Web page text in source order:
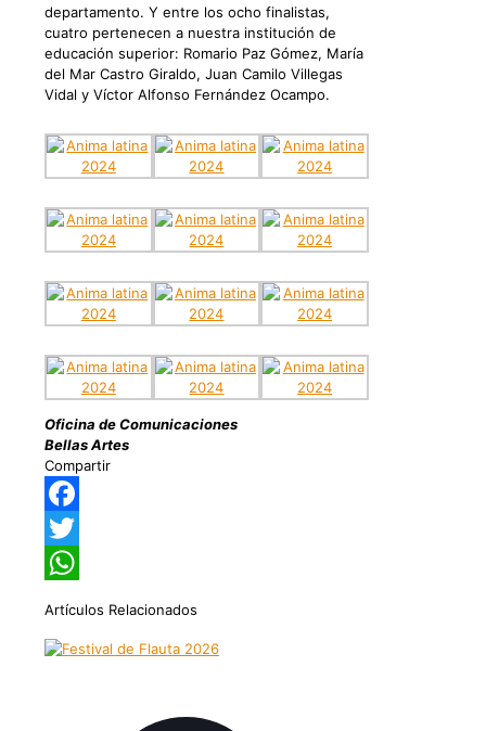
departamento. Y entre los ocho finalistas,
cuatro pertenecen a nuestra institución de
educación superior: Romario Paz Gómez, María
del Mar Castro Giraldo, Juan Camilo Villegas
Vidal y Víctor Alfonso Fernández Ocampo.
Oficina de Comunicaciones
Bellas Artes
Compartir
Facebook
Twitter
Artículos Relacionados